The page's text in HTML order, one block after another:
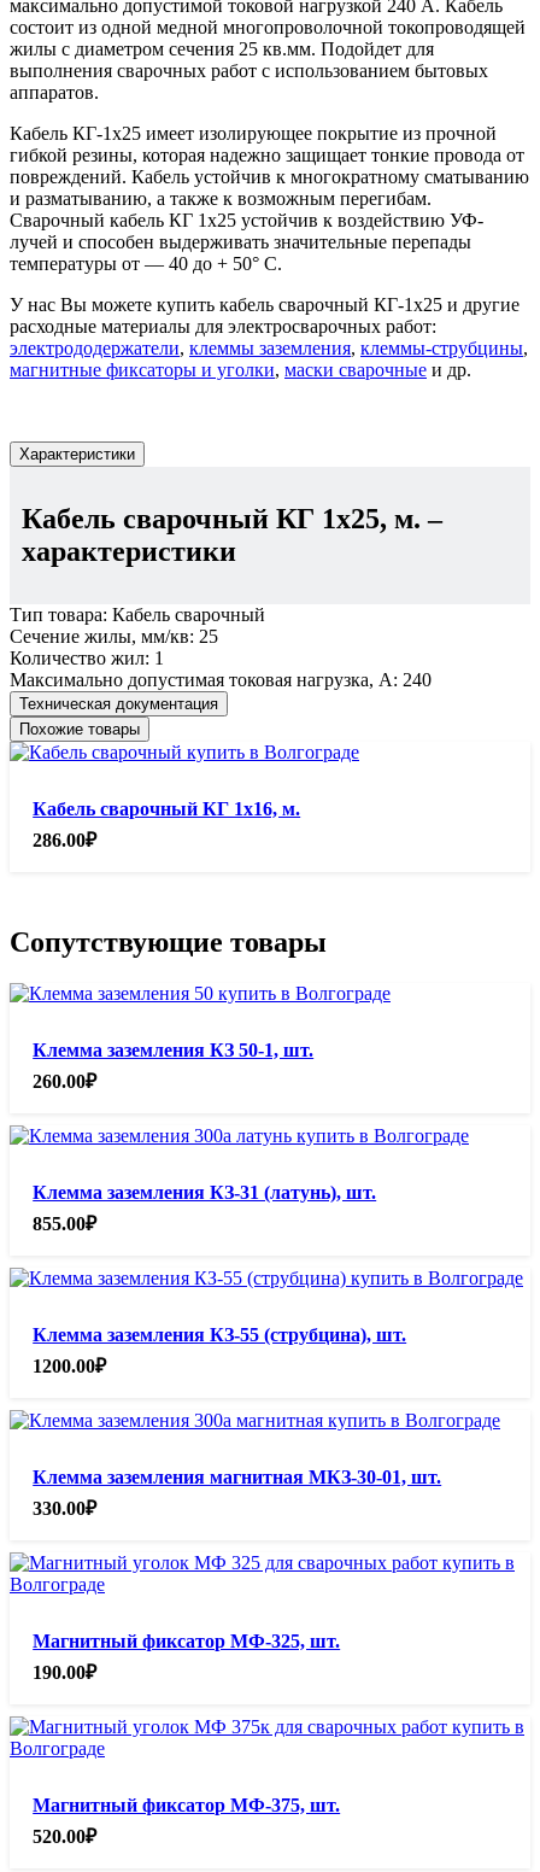
максимально допустимой токовой нагрузкой 240 А. Кабель
состоит из одной медной многопроволочной токопроводящей
жилы с диаметром сечения 25 кв.мм. Подойдет для
выполнения сварочных работ с использованием бытовых
аппаратов.
Кабель КГ-1х25 имеет изолирующее покрытие из прочной
гибкой резины, которая надежно защищает тонкие провода от
повреждений. Кабель устойчив к многократному сматыванию
и разматыванию, а также к возможным перегибам.
Сварочный кабель КГ 1х25 устойчив к воздействию УФ-
лучей и способен выдерживать значительные перепады
температуры от — 40 до + 50° С.
У нас Вы можете купить кабель сварочный КГ-1х25 и другие
расходные материалы для электросварочных работ:
электрододержатели, клеммы заземления, клеммы-струбцины,
магнитные фиксаторы и уголки, маски сварочные и др.
Характеристики
Кабель сварочный КГ 1х25, м. –
характеристики
Тип товара: Кабель сварочный
Сечение жилы, мм/кв: 25
Количество жил: 1
Максимально допустимая токовая нагрузка, А: 240
Техническая документация
Похожие товары
Кабель сварочный КГ 1х16, м.
286.00₽
Сопутствующие товары
Клемма заземления КЗ 50-1, шт.
260.00₽
Клемма заземления КЗ-31 (латунь), шт.
855.00₽
Клемма заземления КЗ-55 (струбцина), шт.
1200.00₽
Клемма заземления магнитная МКЗ-30-01, шт.
330.00₽
Магнитный фиксатор МФ-325, шт.
190.00₽
Магнитный фиксатор МФ-375, шт.
520.00₽